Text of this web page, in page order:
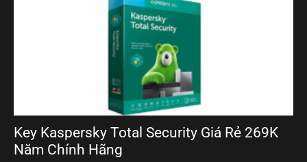
Key Kaspersky Total Security Giá Rẻ 269K
Năm Chính Hãng